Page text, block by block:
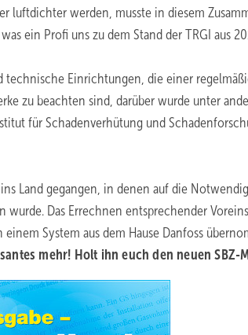
luftdichter werden, musste in diesem
ein Profi uns zu dem Stand der TRGI aus
technische Einrichtungen, die einer
zu beachten sind, darüber wurde unter
für Schadenverhütung und
Land gegangen, in denen auf die
wurde. Das Errechnen entsprechender
System aus dem Hause Danfoss
mehr! Holt ihn euch den neuen SBZ-